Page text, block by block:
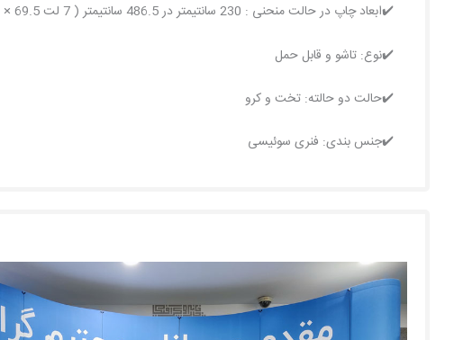
✔️ابعاد چاپ در حالت منحنی : 230 سانتیمتر در 486.5 سانتیمتر ( 7 لت 69.5 × 230 سانتی متر)
✔️نوع: تاشو و قابل حمل
✔️حالت دو حالته: تخت و کرو
✔️جنس بندی: فنری سوئیسی